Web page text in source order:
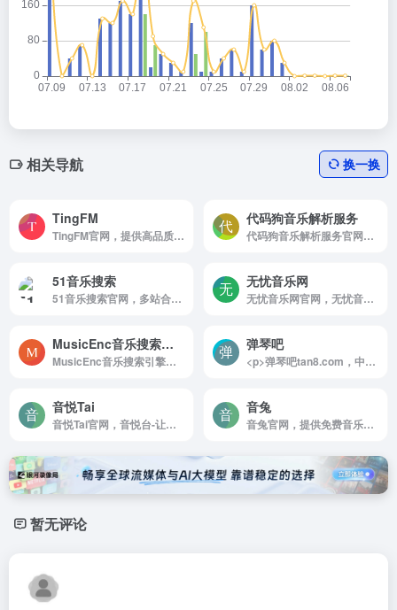
相关导航 换一换
TingFM
TingFM官网，提供高品质网络收音机在线收听服务，无软件安装实现网页在线收听，手机在线收听广播。网站全面汇集整理国内外主流电台流媒体播放地址，方便广大广播爱好者随时随地利用网络收听喜爱的广播电台。TingFM祝您收听愉快！
代码狗音乐解析服务
代码狗音乐解析服务官网，一款开源的基于网易云音乐api的在线音乐播放器。具有音乐解析，搜索，播放，下载，歌词同步显示，个人音乐播放列表同步等功能。
51音乐搜索
51音乐搜索官网，多站合一音乐搜索解决方案，可搜索试听网易云音乐，QQ音乐，酷狗音乐，酷我音乐，虾米音乐，百度音乐，一听音乐，咪咕音乐，荔枝FM，蜻蜓FM，喜马拉雅FM，全民K歌，5sing原创翻唱音乐。
无忧音乐网
无忧音乐网官网，无忧音乐网，免费DJ舞曲MP3，MP4视频下载，收录了网上最新歌曲和流行音乐，网络歌曲，好听的歌，非主流音乐，经典老歌，搞笑歌曲，儿童歌曲，英文歌曲等。是您寻找好听的歌首选网站
MusicEnc音乐搜索引擎
MusicEnc音乐搜索引擎官网，MusicEnc 一个可以免费下载全网音乐资源的网站，内部无广告
弹琴吧
<p>弹琴吧tan8.com，中国的在线音乐兴趣教育社区，现注册用户突破100万。其音乐软件《弹琴吧》app、《钢琴谱大全》app和《吉他谱大全》app，安装量突破千万，好评如潮，小伙伴们快来加入吧。精选2万首iPhone/iPad/Android 钢琴谱,五线谱,乐谱,曲谱,免费下载,iPhone/iPad/Android版钢琴谱软件。</p>
音悦Tai
音悦Tai官网，音悦台-让音乐更简单
音兔
音兔官网，提供免费音乐，多种高清格式无损音乐。主要以SACD无损音乐，DSD无损音乐和Hires无损音乐为主。高速使用多种方式，避免使用网盘。是一个不可多得的免费音乐网站。让无损更上一个逼格。 音兔 - 无损音乐下载
暂无评论